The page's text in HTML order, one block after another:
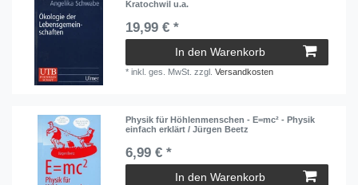
Kratochwil u.a.
19,99 € *
In den Warenkorb
*inkl. ges. MwSt. zzgl.Versandkosten
Physik für Höhlenmenschen - E=mc² - Physik
einfach erklärt / Jürgen Beetz
6,99 € *
In den Warenkorb